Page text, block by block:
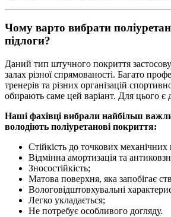
Чому варто вибрати
підлоги?
Даний тип штучного покриття
залах різної спрямованості. Багато
тренерів та різних організацій
обирають саме цей варіант. Для цього є
Наші фахівці вибрали найбільш
володіють поліуретанові покриття:
Стійкість до точкових
Відмінна амортизація та
Зносостійкість;
Матова поверхня, яка запобігає
Вологовідштовхувальні
Легко укладається;
Не потребує особливого догляду.